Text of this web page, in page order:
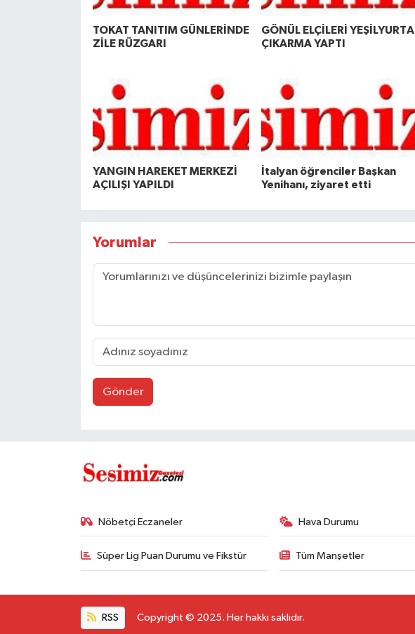
TOKAT TANITIM GÜNLERİNDE
ZİLE RÜZGARI
GÖNÜL ELÇİLERİ YEŞİLYURTA
ÇIKARMA YAPTI
YANGIN HAREKET MERKEZİ
AÇILIŞI YAPILDI
İtalyan öğrenciler Başkan
Yenihanı, ziyaret etti
Yorumlar
Gönder
Nöbetçi Eczaneler Hava Durumu
Süper Lig Puan Durumu ve Fikstür Tüm Manşetler
RSS Copyright © 2025. Her hakkı saklıdır.